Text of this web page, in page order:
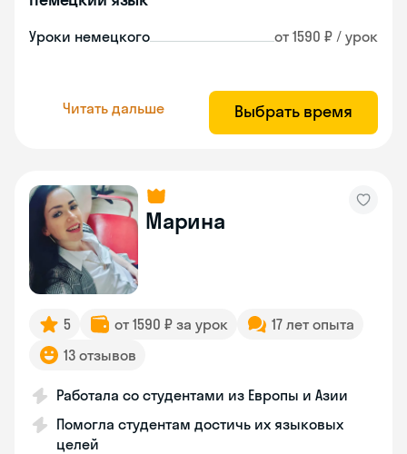
Уроки немецкого от 1590 ₽ / урок
Читать дальше Выбрать время
Марина
5 от 1590 ₽ за урок
17 лет опыта
13 отзывов
Работала со студентами из Европы и Азии
Помогла студентам достичь их языковых
целей